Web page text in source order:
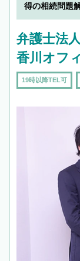
得の相続問題
弁護士法
香川オフ
19時以降TEL可